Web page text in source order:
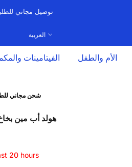
توصيل مجاني للطلبات فوق 100 ريال داخل جدة
العربية
الفيتامينات
الأم والطفل
شحن مجاني للطلبات فوق 100 ريال داخل
هولد أب مين بخاخ
20 hours